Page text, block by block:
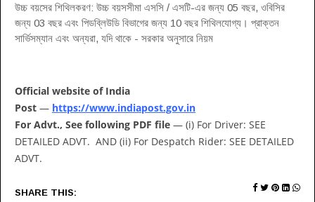
উচ্চ বয়সের শিথিলকরণ: উচ্চ বয়সসীমা এসসি / এসটি-এর জন্য 05 বছর, ওবিসির
জন্য 03 বছর এবং পিডব্লিউডি বিভাগের জন্য 10 বছর শিথিলযোগ্য। প্রাক্তন
সার্ভিসম্যান এবং অন্যরা, যদি থাকে - সরকার অনুসারে নিয়ম
Official website of India
Post — https://www.indiapost.gov.in
For Advt., See following PDF file — (i) For Driver: SEE
DETAILED ADVT. AND (ii) For Despatch Rider: SEE DETAILED
ADVT.
SHARE THIS: